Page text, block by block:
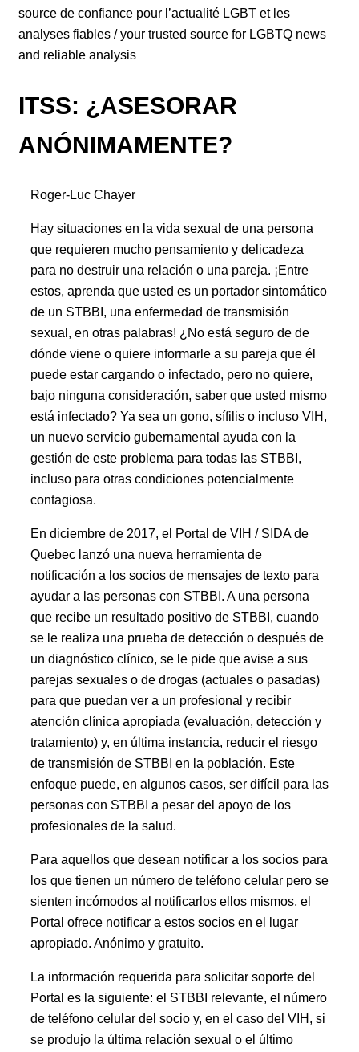
source de confiance pour l’actualité LGBT et les
analyses fiables / your trusted source for LGBTQ news
and reliable analysis
ITSS: ¿ASESORAR
ANÓNIMAMENTE?
Roger-Luc Chayer
Hay situaciones en la vida sexual de una persona
que requieren mucho pensamiento y delicadeza
para no destruir una relación o una pareja. ¡Entre
estos, aprenda que usted es un portador sintomático
de un STBBI, una enfermedad de transmisión
sexual, en otras palabras! ¿No está seguro de de
dónde viene o quiere informarle a su pareja que él
puede estar cargando o infectado, pero no quiere,
bajo ninguna consideración, saber que usted mismo
está infectado? Ya sea un gono, sífilis o incluso VIH,
un nuevo servicio gubernamental ayuda con la
gestión de este problema para todas las STBBI,
incluso para otras condiciones potencialmente
contagiosa.
En diciembre de 2017, el Portal de VIH / SIDA de
Quebec lanzó una nueva herramienta de
notificación a los socios de mensajes de texto para
ayudar a las personas con STBBI. A una persona
que recibe un resultado positivo de STBBI, cuando
se le realiza una prueba de detección o después de
un diagnóstico clínico, se le pide que avise a sus
parejas sexuales o de drogas (actuales o pasadas)
para que puedan ver a un profesional y recibir
atención clínica apropiada (evaluación, detección y
tratamiento) y, en última instancia, reducir el riesgo
de transmisión de STBBI en la población. Este
enfoque puede, en algunos casos, ser difícil para las
personas con STBBI a pesar del apoyo de los
profesionales de la salud.
Para aquellos que desean notificar a los socios para
los que tienen un número de teléfono celular pero se
sienten incómodos al notificarlos ellos mismos, el
Portal ofrece notificar a estos socios en el lugar
apropiado. Anónimo y gratuito.
La información requerida para solicitar soporte del
Portal es la siguiente: el STBBI relevante, el número
de teléfono celular del socio y, en el caso del VIH, si
se produjo la última relación sexual o el último